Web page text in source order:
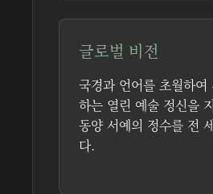
글로벌 비전
국경과 언어를 초월하여
하는 열린 예술 정신을
동양 서예의 정수를 전
다.